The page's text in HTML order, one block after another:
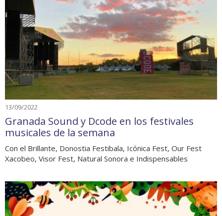
13/09/2022
Granada Sound y Dcode en los festivales
musicales de la semana
Con el Brillante, Donostia Festibala, Icónica Fest, Our Fest
Xacobeo, Visor Fest, Natural Sonora e Indispensables